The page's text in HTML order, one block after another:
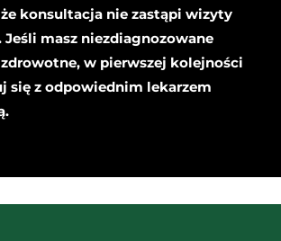
konsultacja nie zastąpi wizyty
Jeśli masz niezdiagnozowane
w pierwszej kolejności
się z odpowiednim lekarzem